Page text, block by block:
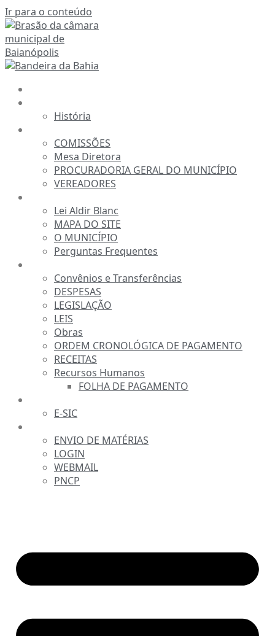
Ir para o conteúdo
História
COMISSÕES
Mesa Diretora
PROCURADORIA GERAL DO MUNICÍPIO
VEREADORES
Lei Aldir Blanc
MAPA DO SITE
O MUNICÍPIO
Perguntas Frequentes
Convênios e Transferências
DESPESAS
LEGISLAÇÃO
LEIS
Obras
ORDEM CRONOLÓGICA DE PAGAMENTO
RECEITAS
Recursos Humanos
FOLHA DE PAGAMENTO
E-SIC
ENVIO DE MATÉRIAS
LOGIN
WEBMAIL
PNCP